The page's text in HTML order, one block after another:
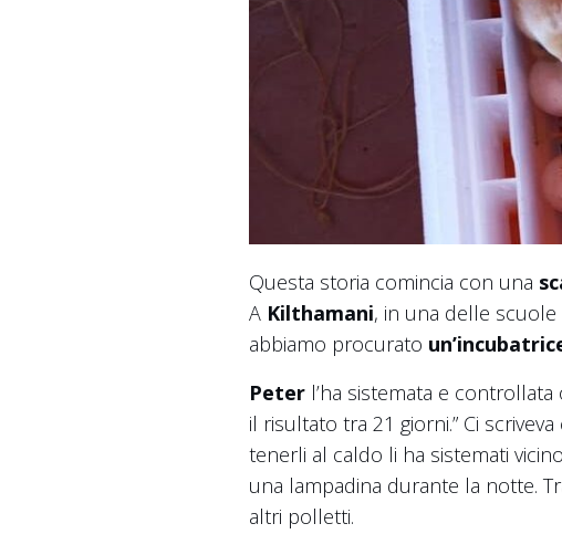
Questa storia comincia con una
A Kilthamani, in una delle scuole
abbiamo procurato
Peter l’ha sistemata e
il risultato tra 21 giorni.” Ci
tenerli al caldo li ha sistemati
una lampadina durante la notte.
altri polletti.